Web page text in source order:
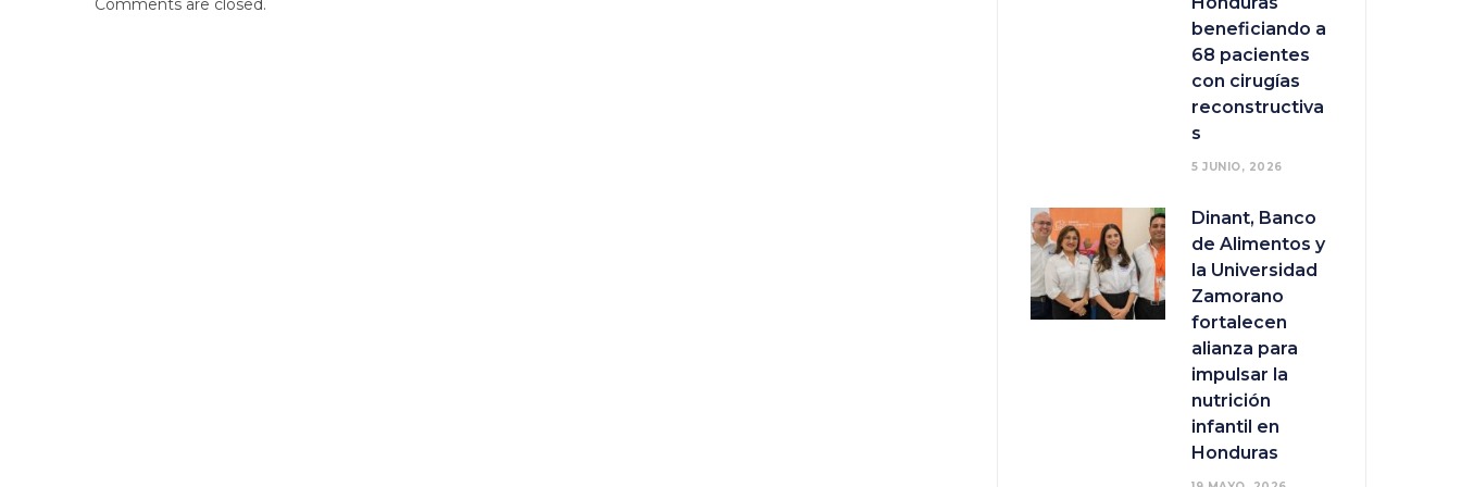
Comments are closed.
beneficiando a
68 pacientes
con cirugías
reconstructiva
s
5 JUNIO, 2026
Dinant, Banco
de Alimentos y
la Universidad
Zamorano
fortalecen
alianza para
impulsar la
nutrición
infantil en
Honduras